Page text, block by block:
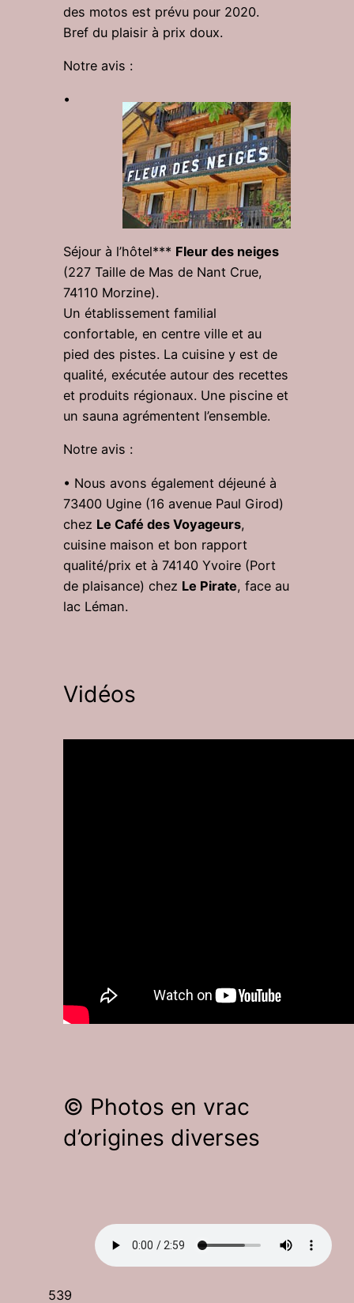
des motos est prévu pour 2020.
Bref du plaisir à prix doux.
Notre avis :
•
Séjour à l’hôtel*** Fleur des neiges
(227 Taille de Mas de Nant Crue,
74110 Morzine).
Un établissement familial
confortable, en centre ville et au
pied des pistes. La cuisine y est de
qualité, exécutée autour des recettes
et produits régionaux. Une piscine et
un sauna agrémentent l’ensemble.
Notre avis :
• Nous avons également déjeuné à
73400 Ugine (16 avenue Paul Girod)
chez Le Café des Voyageurs,
cuisine maison et bon rapport
qualité/prix et à 74140 Yvoire (Port
de plaisance) chez Le Pirate, face au
lac Léman.
Vidéos
© Photos en vrac
d’origines diverses
539